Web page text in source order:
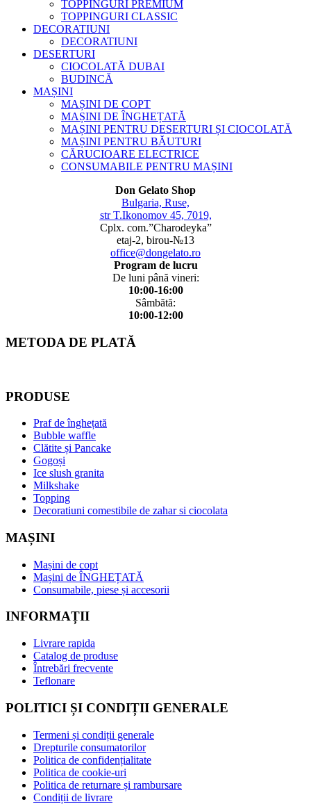
TOPPINGURI PREMIUM
TOPPINGURI CLASSIC
DECORATIUNI
DECORATIUNI
DESERTURI
CIOCOLATĂ DUBAI
BUDINCĂ
MAȘINI
MAȘINI DE COPT
MAȘINI DE ÎNGHEȚATĂ
MAȘINI PENTRU DESERTURI ȘI CIOCOLATĂ
MAȘINI PENTRU BĂUTURI
CĂRUCIOARE ELECTRICE
CONSUMABILE PENTRU MAȘINI
Don Gelato Shop
Bulgaria, Ruse,
str T.Ikonomov 45, 7019,
Cplx. com.”Charodeyka”
etaj-2, birou-№13
office@dongelato.ro
Program de lucru
De luni până vineri:
10:00-16:00
Sâmbătă:
10:00-12:00
METODA DE PLATĂ
PRODUSE
Praf de înghețată
Bubble waffle
Clătite și Pancake
Gogoși
Ice slush granita
Milkshake
Topping
Decoratiuni comestibile de zahar si ciocolata
MAȘINI
Mașini de copt
Mașini de ÎNGHEȚATĂ
Consumabile, piese și accesorii
INFORMAȚII
Livrare rapida
Catalog de produse
Întrebări frecvente
Teflonare
POLITICI ȘI CONDIȚII GENERALE
Termeni și condiții generale
Drepturile consumatorilor
Politica de confidențialitate
Politica de cookie-uri
Politica de returnare și rambursare
Condiții de livrare